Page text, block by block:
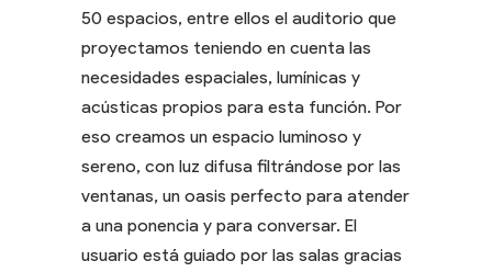
50 espacios, entre ellos el auditorio que
proyectamos teniendo en cuenta las
necesidades espaciales, lumínicas y
acústicas propios para esta función. Por
eso creamos un espacio luminoso y
sereno, con luz difusa filtrándose por las
ventanas, un oasis perfecto para atender
a una ponencia y para conversar. El
usuario está guiado por las salas gracias